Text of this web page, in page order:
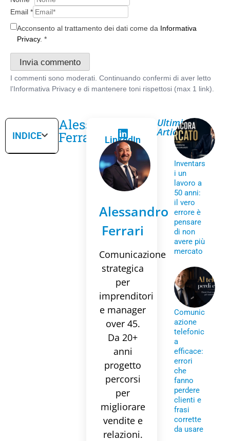
Email *
Acconsento al trattamento dei dati come da Informativa
Privacy. *
INDICE
Alessandro
Ferrari LinkedIn
Alessandro
Ferrari
Comunicazione
strategica
per
imprenditori
e manager
over 45.
Da 20+
anni
progetto
percorsi
per
migliorare
vendite e
relazioni.
Ultimi
Articoli
Inventars
i un
lavoro a
50 anni:
il vero
errore è
pensare
di non
avere più
mercato
Comunic
azione
telefonic
a
efficace:
errori
che
fanno
perdere
clienti e
frasi
corrette
da usare